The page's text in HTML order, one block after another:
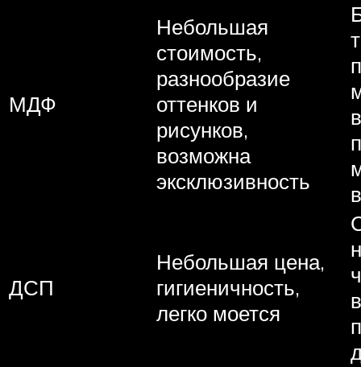
МДФ
Небольшая
стоимость,
разнообразие
оттенков и
рисунков,
возможна
эксклюзивность
ДСП
Небольшая цена,
гигиеничность,
легко моется